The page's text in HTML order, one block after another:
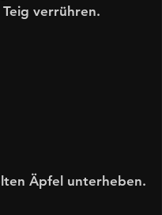
verrühren.
Äpfel unterheben.